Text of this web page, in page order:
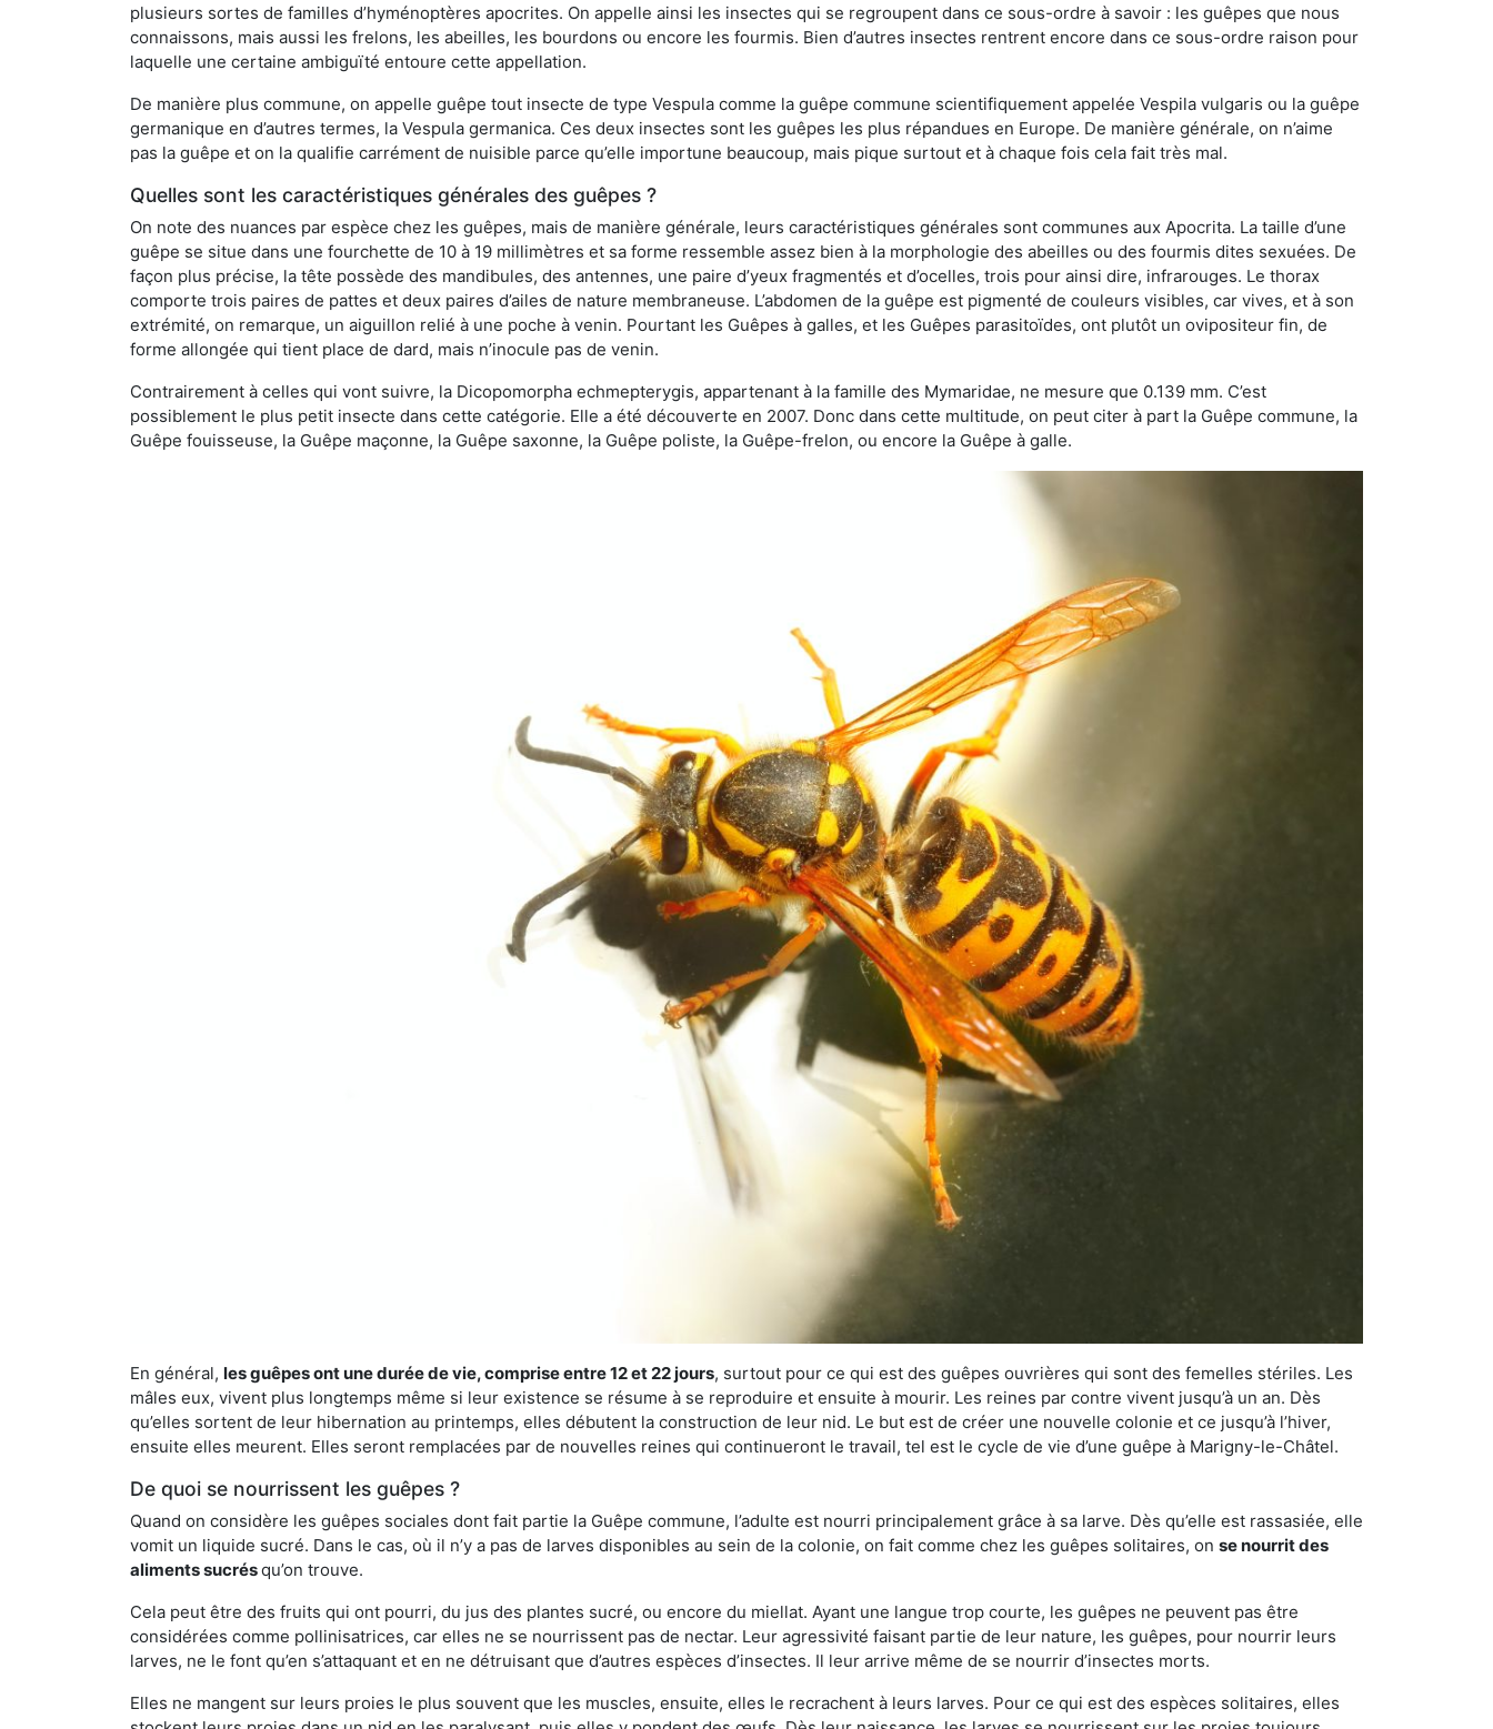
plusieurs sortes de familles d’hyménoptères apocrites. On appelle ainsi les insectes qui se regroupent dans ce sous-ordre à savoir : les guêpes que nous
connaissons, mais aussi les frelons, les abeilles, les bourdons ou encore les fourmis. Bien d’autres insectes rentrent encore dans ce sous-ordre raison pour
laquelle une certaine ambiguïté entoure cette appellation.
De manière plus commune, on appelle guêpe tout insecte de type Vespula comme la guêpe commune scientifiquement appelée Vespila vulgaris ou la guêpe
germanique en d’autres termes, la Vespula germanica. Ces deux insectes sont les guêpes les plus répandues en Europe. De manière générale, on n’aime
pas la guêpe et on la qualifie carrément de nuisible parce qu’elle importune beaucoup, mais pique surtout et à chaque fois cela fait très mal.
Quelles sont les caractéristiques générales des guêpes ?
On note des nuances par espèce chez les guêpes, mais de manière générale, leurs caractéristiques générales sont communes aux Apocrita. La taille d’une
guêpe se situe dans une fourchette de 10 à 19 millimètres et sa forme ressemble assez bien à la morphologie des abeilles ou des fourmis dites sexuées. De
façon plus précise, la tête possède des mandibules, des antennes, une paire d’yeux fragmentés et d’ocelles, trois pour ainsi dire, infrarouges. Le thorax
comporte trois paires de pattes et deux paires d’ailes de nature membraneuse. L’abdomen de la guêpe est pigmenté de couleurs visibles, car vives, et à son
extrémité, on remarque, un aiguillon relié à une poche à venin. Pourtant les Guêpes à galles, et les Guêpes parasitoïdes, ont plutôt un ovipositeur fin, de
forme allongée qui tient place de dard, mais n’inocule pas de venin.
Contrairement à celles qui vont suivre, la Dicopomorpha echmepterygis, appartenant à la famille des Mymaridae, ne mesure que 0.139 mm. C’est
possiblement le plus petit insecte dans cette catégorie. Elle a été découverte en 2007. Donc dans cette multitude, on peut citer à part la Guêpe commune, la
Guêpe fouisseuse, la Guêpe maçonne, la Guêpe saxonne, la Guêpe poliste, la Guêpe-frelon, ou encore la Guêpe à galle.
En général, les guêpes ont une durée de vie, comprise entre 12 et 22 jours, surtout pour ce qui est des guêpes ouvrières qui sont des femelles stériles. Les
mâles eux, vivent plus longtemps même si leur existence se résume à se reproduire et ensuite à mourir. Les reines par contre vivent jusqu’à un an. Dès
qu’elles sortent de leur hibernation au printemps, elles débutent la construction de leur nid. Le but est de créer une nouvelle colonie et ce jusqu’à l’hiver,
ensuite elles meurent. Elles seront remplacées par de nouvelles reines qui continueront le travail, tel est le cycle de vie d’une guêpe à Marigny-le-Châtel.
De quoi se nourrissent les guêpes ?
Quand on considère les guêpes sociales dont fait partie la Guêpe commune, l’adulte est nourri principalement grâce à sa larve. Dès qu’elle est rassasiée, elle
vomit un liquide sucré. Dans le cas, où il n’y a pas de larves disponibles au sein de la colonie, on fait comme chez les guêpes solitaires, on se nourrit des
aliments sucrésqu’on trouve.
Cela peut être des fruits qui ont pourri, du jus des plantes sucré, ou encore du miellat. Ayant une langue trop courte, les guêpes ne peuvent pas être
considérées comme pollinisatrices, car elles ne se nourrissent pas de nectar. Leur agressivité faisant partie de leur nature, les guêpes, pour nourrir leurs
larves, ne le font qu’en s’attaquant et en ne détruisant que d’autres espèces d’insectes. Il leur arrive même de se nourrir d’insectes morts.
Elles ne mangent sur leurs proies le plus souvent que les muscles, ensuite, elles le recrachent à leurs larves. Pour ce qui est des espèces solitaires, elles